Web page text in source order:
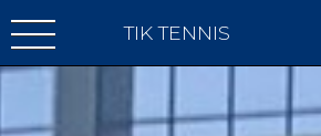
TIK TENNIS